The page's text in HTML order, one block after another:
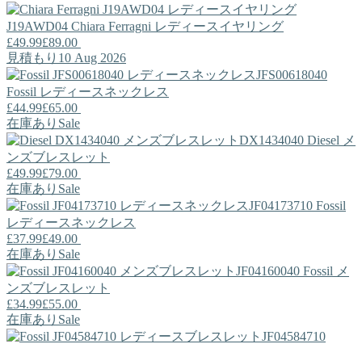
J19AWD04 Chiara Ferragni レディースイヤリング
£49.99£89.00
見積もり10 Aug 2026
JFS00618040
Fossil レディースネックレス
£44.99£65.00
在庫あり Sale
DX1434040 Diesel メ
ンズブレスレット
£49.99£79.00
在庫あり Sale
JF04173710 Fossil
レディースネックレス
£37.99£49.00
在庫あり Sale
JF04160040 Fossil メ
ンズブレスレット
£34.99£55.00
在庫あり Sale
JF04584710